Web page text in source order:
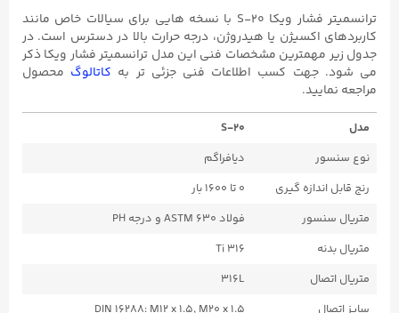
ترانسمیتر فشار ویکا S-۲۰ با نسخه هایی برای سیالات خاص مانند
کاربردهای اکسیژن یا هیدروژن، درجه حرارت بالا در دسترس است. در
جدول زیر مهمترین مشخصات فنی این مدل ترانسمیتر فشار ویکا ذکر
می شود. جهت کسب اطلاعات فنی جزئی تر به کاتالوگ محصول
مراجعه نمایید.
مدل
S-20
نوع سنسور
دیافراگم
رنج قابل اندازه گیری
۰ تا ۱۶۰۰ بار
متریال سنسور
فولاد ASTM ۶۳۰ و درجه PH
متریال بدنه
316 Ti
متریال اتصال
316L